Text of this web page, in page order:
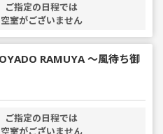
ご指定の日程では
空室がございません
RAMUYA 〜風待ち御
ご指定の日程では
空室がございません